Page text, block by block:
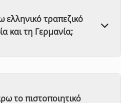
τραπεζικό
και τη Γερμανία;
το πιστοποιητικό